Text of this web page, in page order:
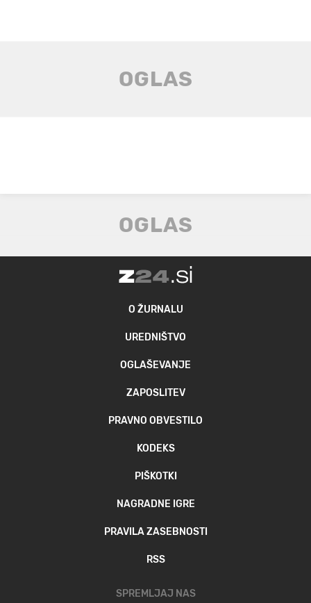
O ŽURNALU
UREDNIŠTVO
OGLAŠEVANJE
ZAPOSLITEV
PRAVNO OBVESTILO
KODEKS
PIŠKOTKI
NAGRADNE IGRE
PRAVILA ZASEBNOSTI
RSS
SPREMLJAJ NAS